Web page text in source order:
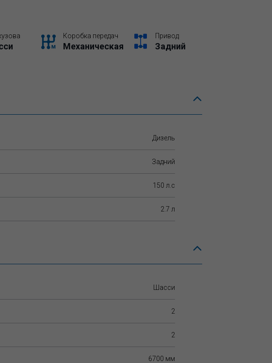
Коробка передач
Механическая
Привод
Задний
Дизель
Задний
150 л.c
2.7 л
Шасси
2
2
6700 мм